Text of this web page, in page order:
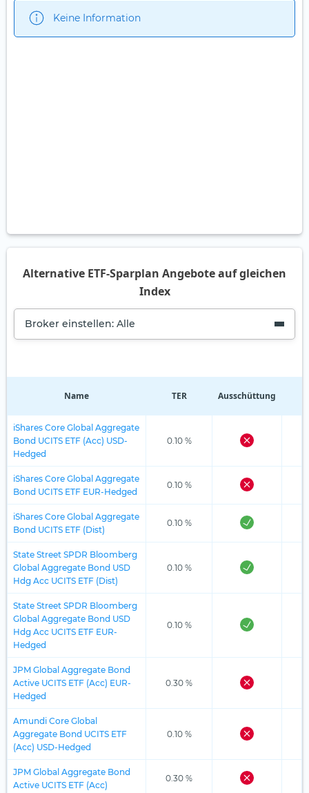
Keine Information
Alternative ETF-Sparplan Angebote auf gleichen
Index
Broker einstellen: Alle
Name TER Ausschüttung
iShares Core Global Aggregate
Bond UCITS ETF (Acc) USD-
Hedged
0.10 %
iShares Core Global Aggregate
Bond UCITS ETF EUR-Hedged
0.10 %
iShares Core Global Aggregate
Bond UCITS ETF (Dist)
0.10 %
State Street SPDR Bloomberg
Global Aggregate Bond USD
Hdg Acc UCITS ETF (Dist)
0.10 %
State Street SPDR Bloomberg
Global Aggregate Bond USD
Hdg Acc UCITS ETF EUR-
Hedged
0.10 %
JPM Global Aggregate Bond
Active UCITS ETF (Acc) EUR-
Hedged
0.30 %
Amundi Core Global
Aggregate Bond UCITS ETF
(Acc) USD-Hedged
0.10 %
JPM Global Aggregate Bond
Active UCITS ETF (Acc)
0.30 %